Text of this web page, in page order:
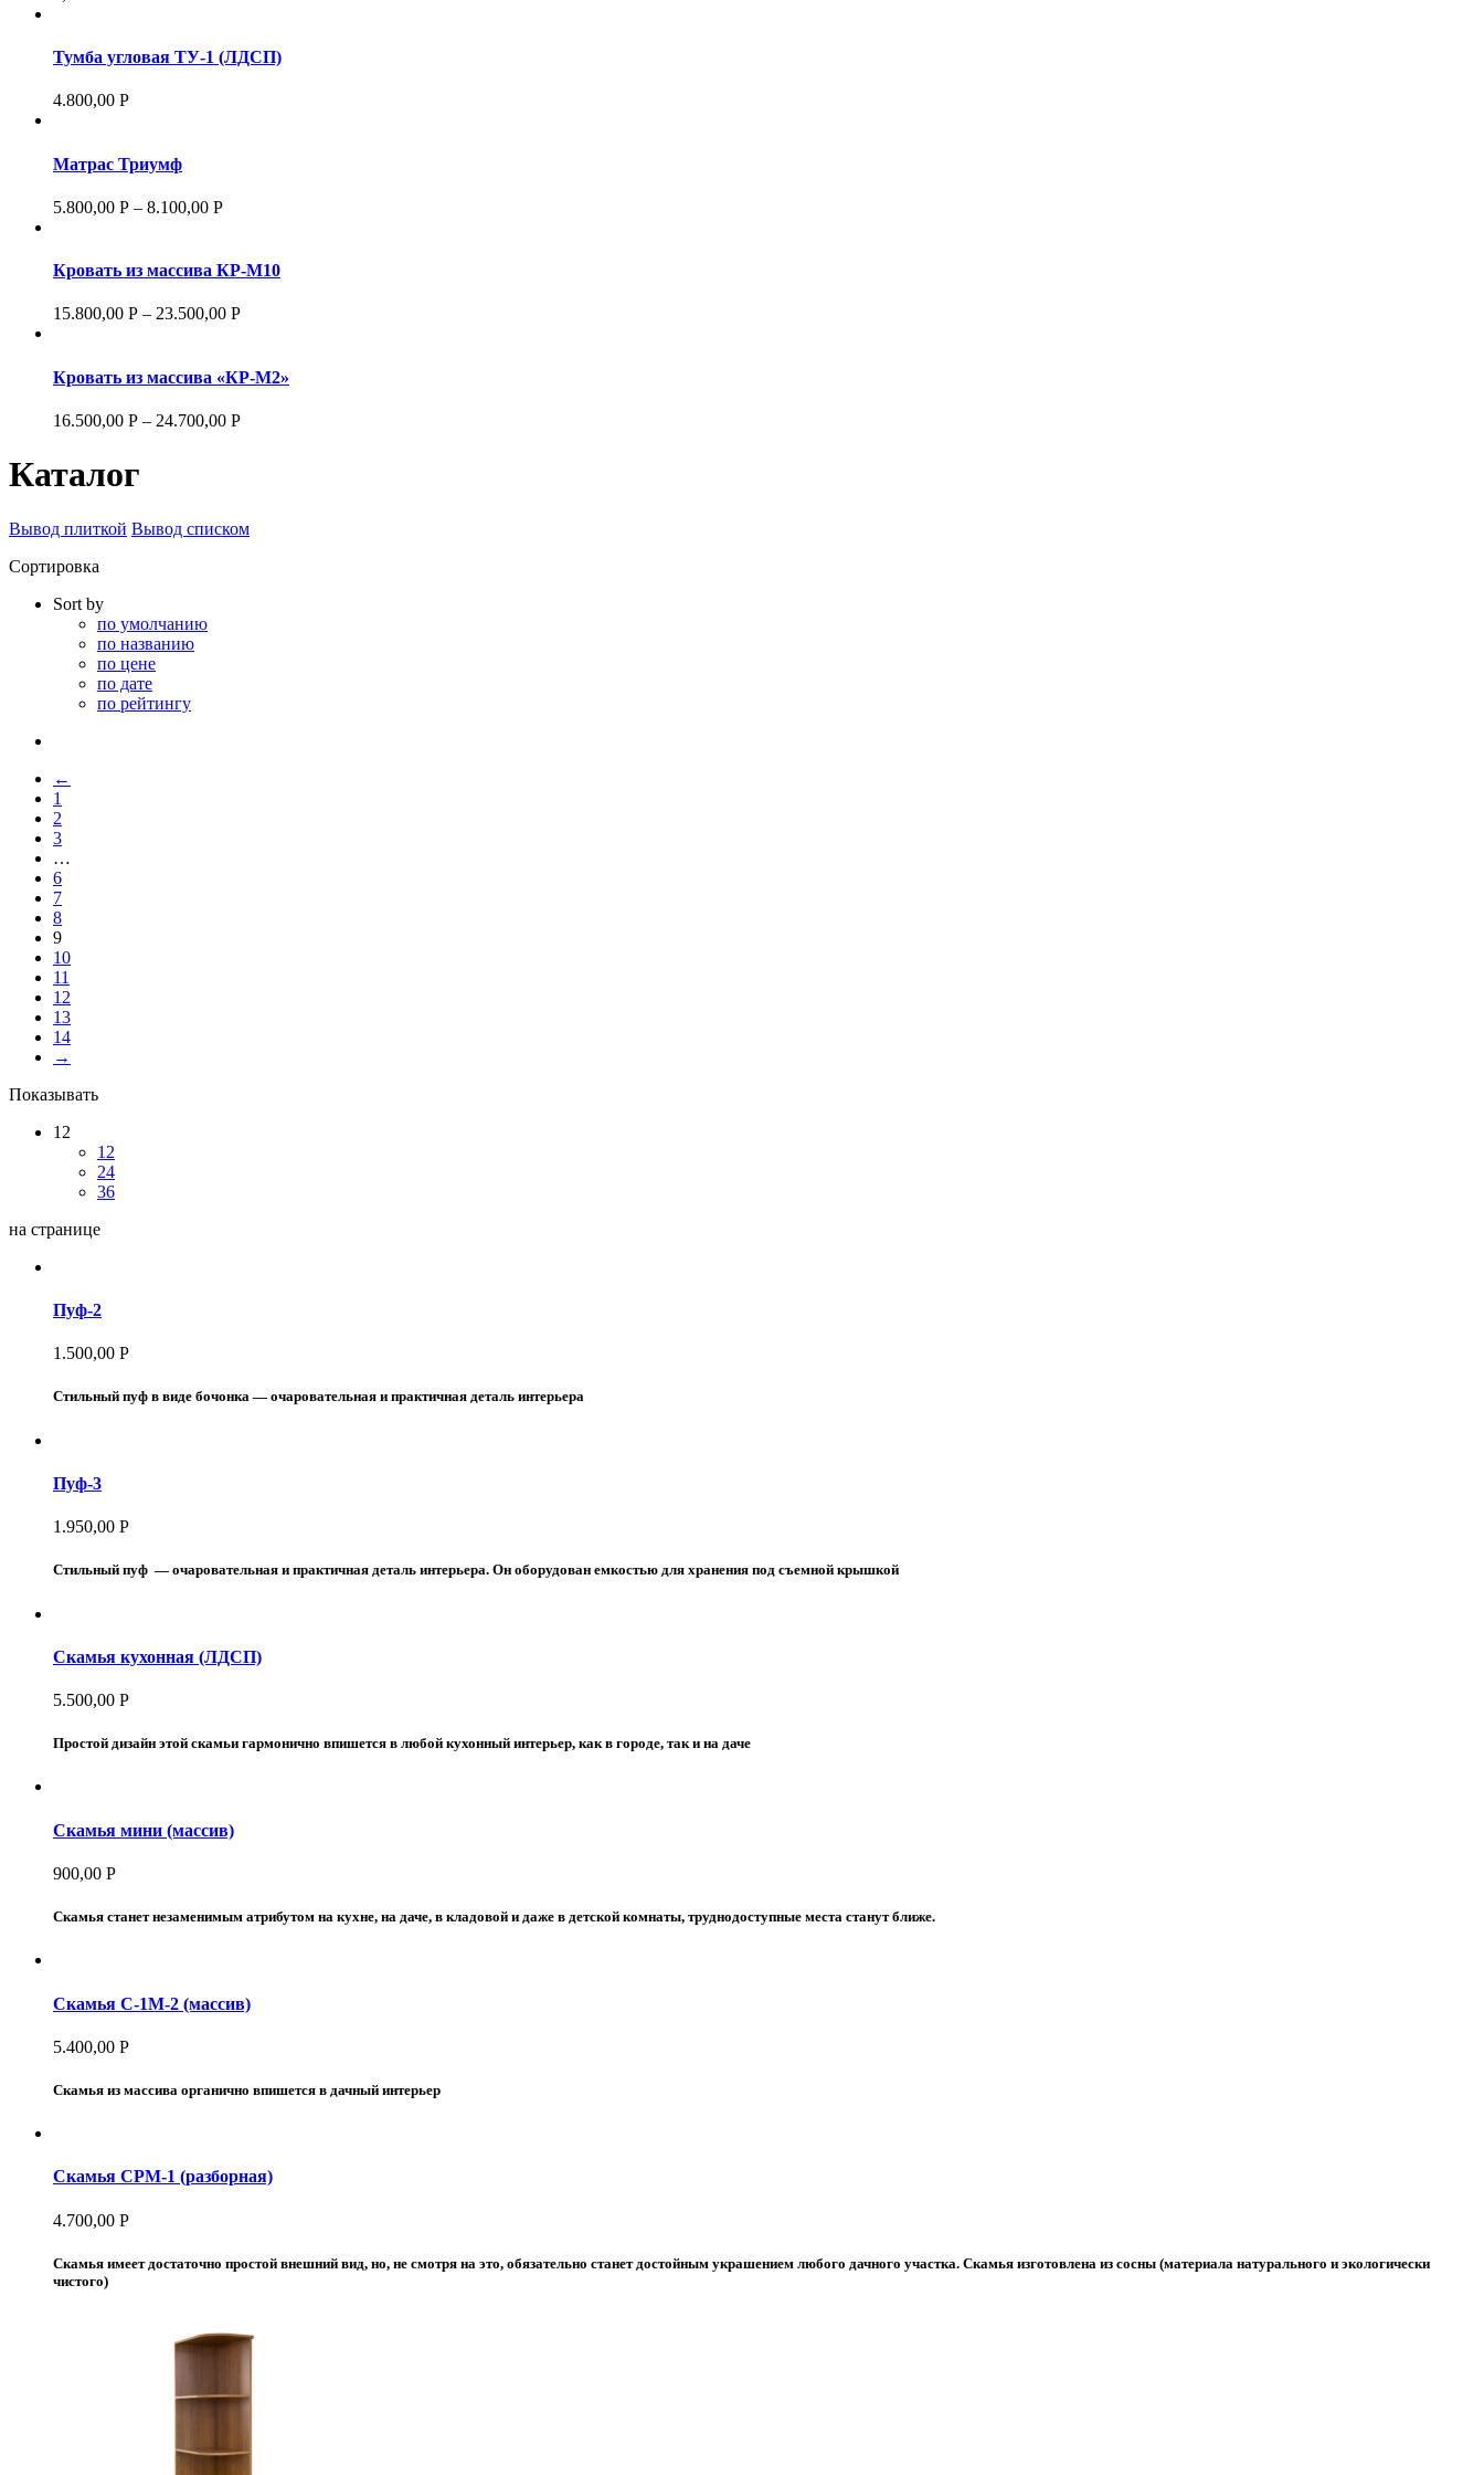
Тумба угловая ТУ-1 (ЛДСП)
4.800,00 Р
Матрас Триумф
5.800,00 Р – 8.100,00 Р
Кровать из массива КР-М10
15.800,00 Р – 23.500,00 Р
Кровать из массива «КР-М2»
16.500,00 Р – 24.700,00 Р
Каталог
Вывод плиткой Вывод списком
Сортировка
Sort by
по умолчанию
по названию
по цене
по дате
по рейтингу
←
1
2
3
…
6
7
8
9
10
11
12
13
14
→
Показывать
12
12
24
36
на странице
Пуф-2
1.500,00 Р
Стильный пуф в виде бочонка — очаровательная и практичная деталь интерьера
Пуф-3
1.950,00 Р
Стильный пуф — очаровательная и практичная деталь интерьера. Он оборудован емкостью для хранения под съемной крышкой
Скамья кухонная (ЛДСП)
5.500,00 Р
Простой дизайн этой скамьи гармонично впишется в любой кухонный интерьер, как в городе, так и на даче
Скамья мини (массив)
900,00 Р
Скамья станет незаменимым атрибутом на кухне, на даче, в кладовой и даже в детской комнаты, труднодоступные места станут ближе.
Скамья С-1М-2 (массив)
5.400,00 Р
Скамья из массива органично впишется в дачный интерьер
Скамья СРМ-1 (разборная)
4.700,00 Р
Скамья имеет достаточно простой внешний вид, но, не смотря на это, обязательно станет достойным украшением любого дачного участка. Скамья изготовлена из сосны (материала натурального и экологически
чистого)